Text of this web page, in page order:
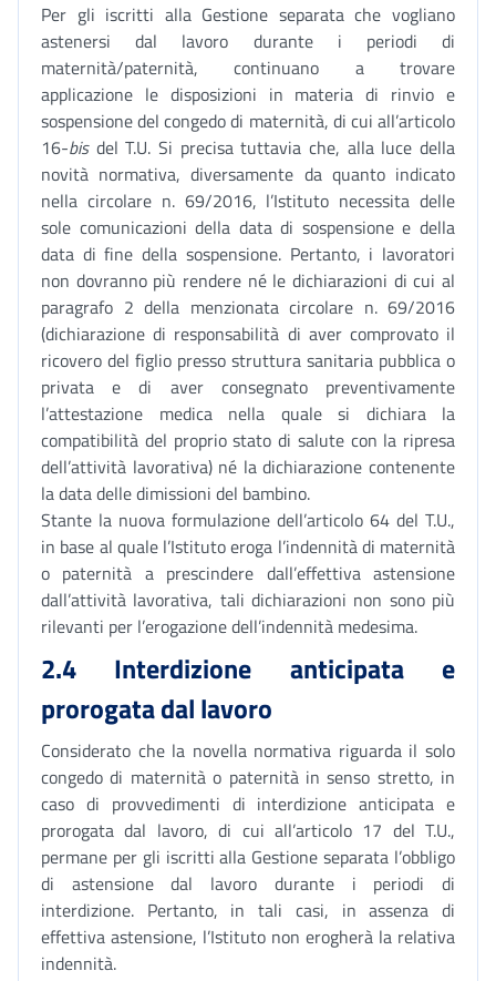
Per gli iscritti alla Gestione separata che vogliano
astenersi dal lavoro durante i periodi di
maternità/paternità, continuano a trovare
applicazione le disposizioni in materia di rinvio e
sospensione del congedo di maternità, di cui all’articolo
16-bisdel T.U. Si precisa tuttavia che, alla luce della
novità normativa, diversamente da quanto indicato
nella circolare n. 69/2016, l’Istituto necessita delle
sole comunicazioni della data di sospensione e della
data di fine della sospensione. Pertanto, i lavoratori
non dovranno più rendere né le dichiarazioni di cui al
paragrafo 2 della menzionata circolare n. 69/2016
(dichiarazione di responsabilità di aver comprovato il
ricovero del figlio presso struttura sanitaria pubblica o
privata e di aver consegnato preventivamente
l’attestazione medica nella quale si dichiara la
compatibilità del proprio stato di salute con la ripresa
dell’attività lavorativa) né la dichiarazione contenente
la data delle dimissioni del bambino.
Stante la nuova formulazione dell’articolo 64 del T.U.,
in base al quale l’Istituto eroga l’indennità di maternità
o paternità a prescindere dall’effettiva astensione
dall’attività lavorativa, tali dichiarazioni non sono più
rilevanti per l’erogazione dell’indennità medesima.
2.4 Interdizione anticipata e
prorogata dal lavoro
Considerato che la novella normativa riguarda il solo
congedo di maternità o paternità in senso stretto, in
caso di provvedimenti di interdizione anticipata e
prorogata dal lavoro, di cui all’articolo 17 del T.U.,
permane per gli iscritti alla Gestione separata l’obbligo
di astensione dal lavoro durante i periodi di
interdizione. Pertanto, in tali casi, in assenza di
effettiva astensione, l’Istituto non erogherà la relativa
indennità.